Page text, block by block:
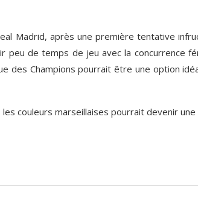
Madrid, après une première tentative
peu de temps de jeu avec la concurrence
des Champions pourrait être une option
couleurs marseillaises pourrait devenir